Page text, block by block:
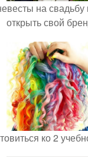
на
открыть свой
ко 2